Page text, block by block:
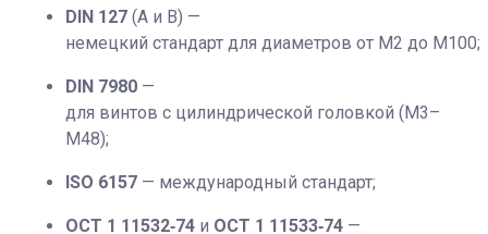
DIN 127 (A и B) —
немецкий стандарт для диаметров от M2 до M100;
DIN 7980 —
для винтов с цилиндрической головкой (M3–
M48);
ISO 6157 — международный стандарт;
ОСТ 1 11532‑74 и ОСТ 1 11533‑74 —